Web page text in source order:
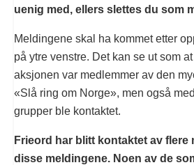
uenig med, ellers slettes du som
Meldingene skal ha kommet etter
på ytre venstre. Det kan se ut som
aksjonen var medlemmer av den
«Slå ring om Norge», men også
grupper ble kontaktet.
Frieord har blitt kontaktet av flere
disse meldingene. Noen av de